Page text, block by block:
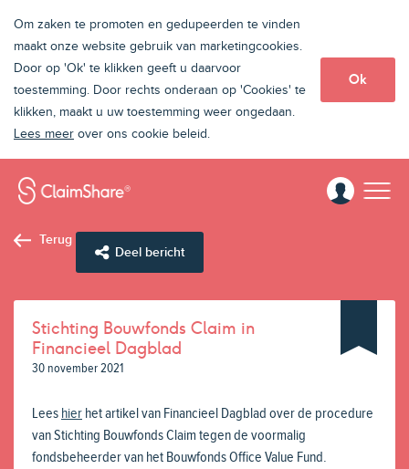
Om zaken te promoten en gedupeerden te vinden
maakt onze website gebruik van marketingcookies.
Door op 'Ok' te klikken geeft u daarvoor
toestemming. Door rechts onderaan op 'Cookies' te
klikken, maakt u uw toestemming weer ongedaan.
Lees meer over ons cookie beleid.
Ok
Terug
Deel bericht
Stichting Bouwfonds Claim in
Financieel Dagblad
30 november 2021
Lees hier het artikel van Financieel Dagblad over de procedure
van Stichting Bouwfonds Claim tegen de voormalig
fondsbeheerder van het Bouwfonds Office Value Fund.